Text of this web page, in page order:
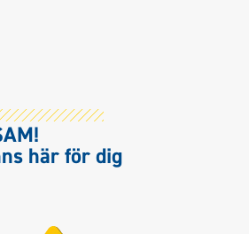
här för dig